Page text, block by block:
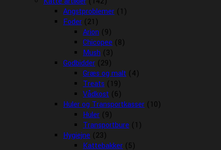
Angstproblemer (1)
Foder (21)
Arion (9)
Chicopee (8)
Mush (3)
Godbidder (29)
Græs og malt (4)
Treats (19)
Vådkost (6)
Huler og Transportkasser (10)
Huler (9)
Transportbure (1)
Hygiejne (23)
Kattebakker (5)